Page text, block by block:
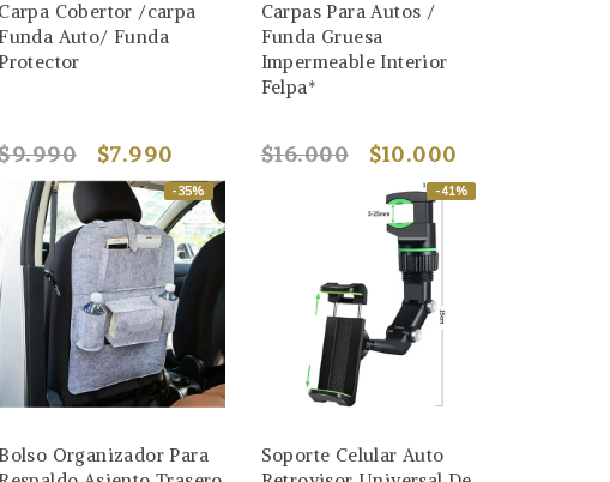
Carpa Cobertor /carpa
Funda Auto/ Funda
Protector
$7.990
Carpas Para Autos /
Funda Gruesa
Impermeable Interior
Felpa*
$16.000 $10.000
-35%
Bolso Organizador Para
-41%
Soporte Celular Auto